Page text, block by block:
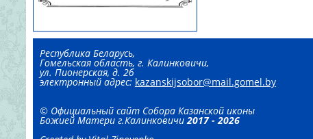
Республика Беларусь,
Гомельская область, г. Калинковичи,
ул. Пионерская, д. 2б
электронный адрес: kazanskijsobor@mail.gomel.by
© Официальный сайт Собора Казанской иконы
Божией Матери г.Калинковичи2017 - 2026